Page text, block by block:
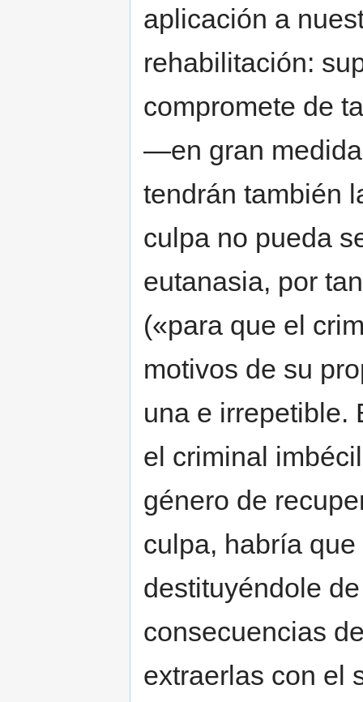
aplicación a
rehabilitación:
compromete de
—en gran
tendrán también
culpa no pueda
eutanasia, por
(«para que el
motivos de su
una e irrepetible.
el criminal
género de
culpa, habría
destituyéndole
consecuencias
extraerlas con el